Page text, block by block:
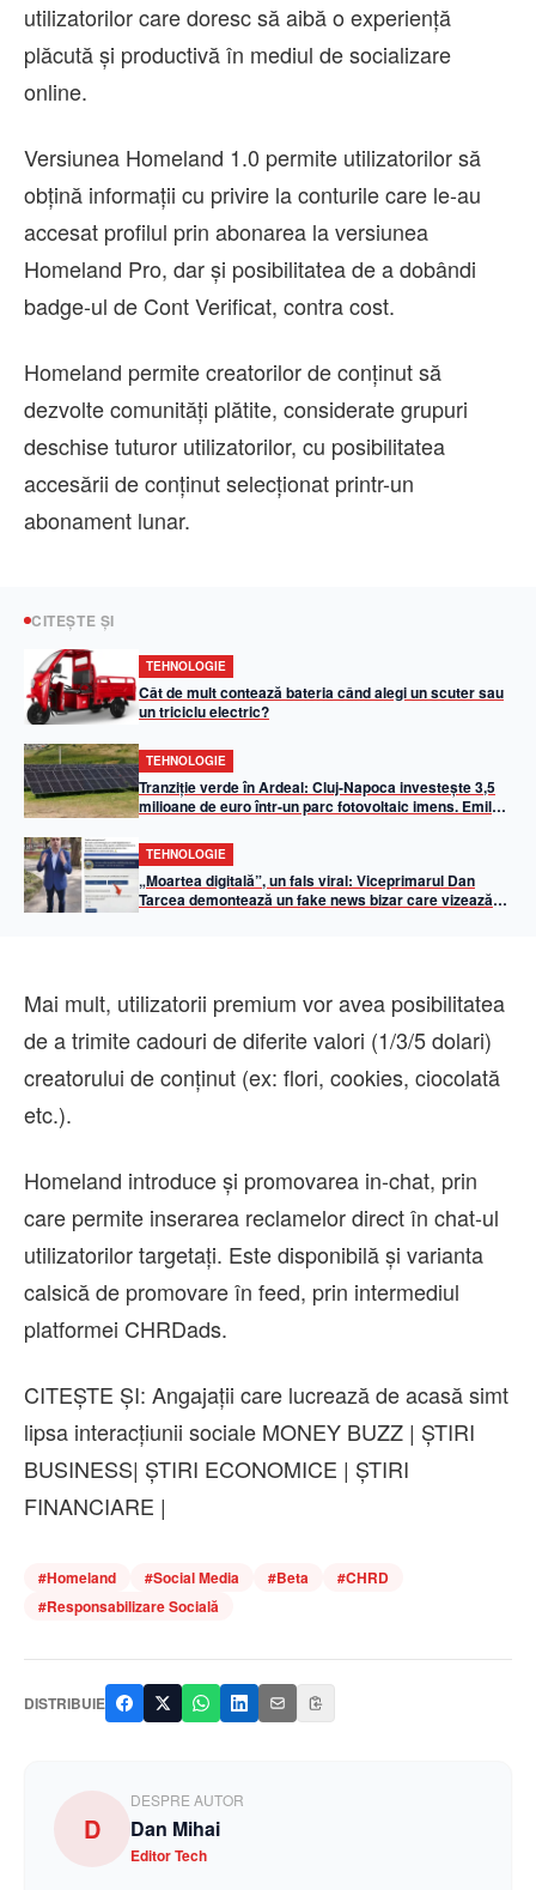
utilizatorilor care doresc să aibă o experiență
plăcută și productivă în mediul de socializare
online.
Versiunea Homeland 1.0 permite utilizatorilor să
obțină informații cu privire la conturile care le-au
accesat profilul prin abonarea la versiunea
Homeland Pro, dar și posibilitatea de a dobândi
badge-ul de Cont Verificat, contra cost.
Homeland permite creatorilor de conținut să
dezvolte comunități plătite, considerate grupuri
deschise tuturor utilizatorilor, cu posibilitatea
accesării de conținut selecționat printr-un
abonament lunar.
CITEȘTE ȘI
TEHNOLOGIE
Cât de mult contează bateria când alegi un scuter sau
un triciclu electric?
TEHNOLOGIE
Tranziție verde în Ardeal: Cluj-Napoca investește 3,5
milioane de euro într-un parc fotovoltaic imens. Emil
energie solară”
TEHNOLOGIE
„Moartea digitală”, un fals viral: Viceprimarul Dan
Tarcea demontează un fake news bizar care vizează
Mai mult, utilizatorii premium vor avea posibilitatea
de a trimite cadouri de diferite valori (1/3/5 dolari)
creatorului de conținut (ex: flori, cookies, ciocolată
etc.).
Homeland introduce și promovarea in-chat, prin
care permite inserarea reclamelor direct în chat-ul
utilizatorilor targetați. Este disponibilă și varianta
calsică de promovare în feed, prin intermediul
platformei CHRDads.
CITEȘTE ȘI: Angajații care lucrează de acasă simt
lipsa interacțiunii sociale MONEY BUZZ | ȘTIRI
BUSINESS| ȘTIRI ECONOMICE | ȘTIRI
FINANCIARE |
#Homeland #Social Media #Beta #CHRD
#Responsabilizare Socială
DISTRIBUIE
D
DESPRE AUTOR
Dan Mihai
Editor Tech